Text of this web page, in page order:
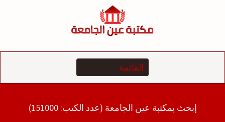
إبحث بمكتبة عين الجامعة (عدد الكتب: 151000)